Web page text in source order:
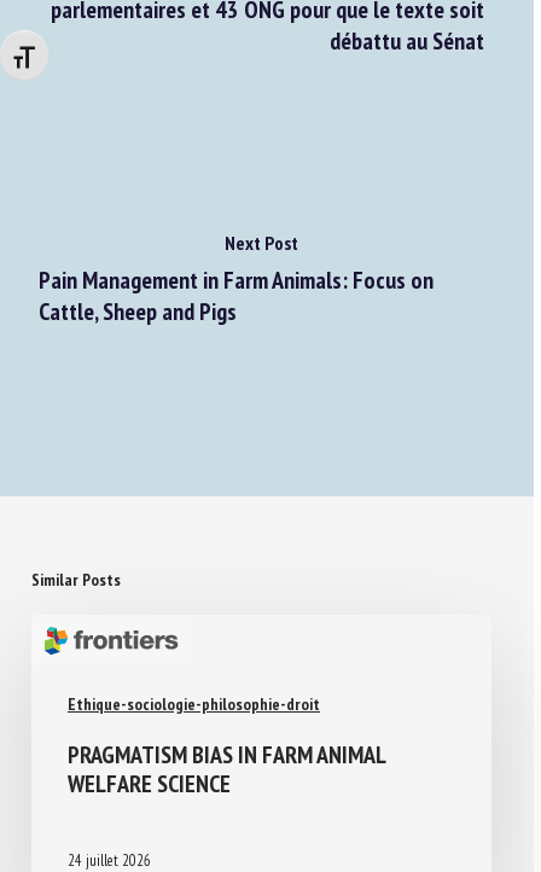
Changer la taille de la police
parlementaires et 43 ONG pour que le texte soit
débattu au Sénat
Next Post
Pain Management in Farm Animals: Focus on
Cattle, Sheep and Pigs
Similar Posts
Ethique-sociologie-philosophie-droit
PRAGMATISM BIAS IN FARM ANIMAL
WELFARE SCIENCE
24 juillet 2026